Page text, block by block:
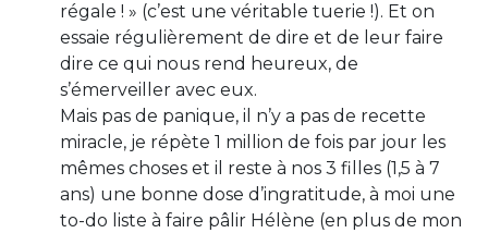
régale ! » (c’est une véritable tuerie !). Et on
essaie régulièrement de dire et de leur faire
dire ce qui nous rend heureux, de
s’émerveiller avec eux.
Mais pas de panique, il n’y a pas de recette
miracle, je répète 1 million de fois par jour les
mêmes choses et il reste à nos 3 filles (1,5 à 7
ans) une bonne dose d’ingratitude, à moi une
to-do liste à faire pâlir Hélène (en plus de mon